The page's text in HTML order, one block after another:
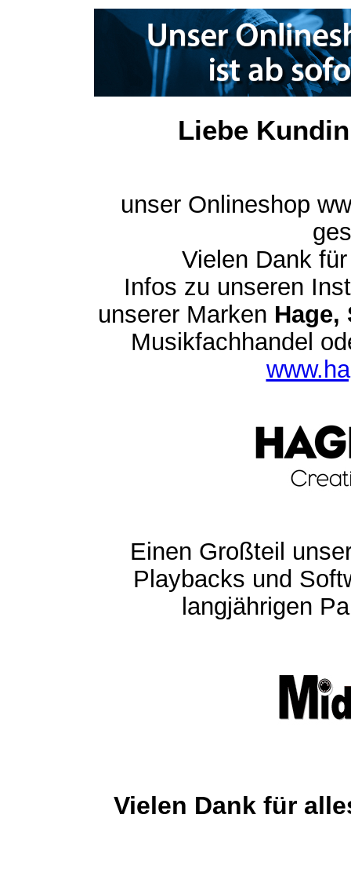
Liebe
unser Onlineshop
Vielen Dank
Infos zu unseren
unserer Marken Hage,
Musikfachhandel
Einen Großteil
Playbacks und
langjährigen
Vielen Dank für